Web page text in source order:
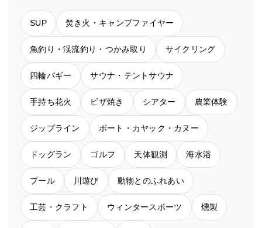
SUP 焚き火・キャンプファイヤー
魚釣り・渓流釣り・つかみ取り サイクリング
四輪バギー サウナ・テントサウナ
手持ち花火 ピザ焼き シアター 農業体験
ジップライン ボート・カヤック・カヌー
ドッグラン ゴルフ 天体観測 海水浴
プール 川遊び 動物とのふれあい
工芸・クラフト ウィンタースポーツ 燻製